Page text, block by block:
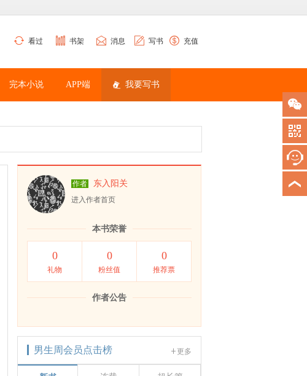
看过 书架 消息 写书 充值
完本小说 APP端 我要写书
作者 东入阳关
进入作者首页
本书荣誉
0
礼物
0
粉丝值
0
推荐票
作者公告
更多
男生周会员点击榜